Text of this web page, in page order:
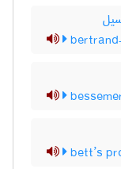
bett’s